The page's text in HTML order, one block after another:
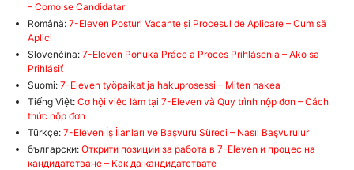
– Como se Candidatar
Română: 7-Eleven Posturi Vacante și Procesul de Aplicare – Cum să
Aplici
Slovenčina: 7-Eleven Ponuka Práce a Proces Prihlásenia – Ako sa
Prihlásiť
Suomi: 7-Eleven työpaikat ja hakuprosessi – Miten hakea
Tiếng Việt: Cơ hội việc làm tại 7-Eleven và Quy trình nộp đơn – Cách
thức nộp đơn
Türkçe: 7-Eleven İş İlanları ve Başvuru Süreci – Nasıl Başvurulur
български: Открити позиции за работа в 7-Eleven и процес на
кандидатстване – Как да кандидатствате